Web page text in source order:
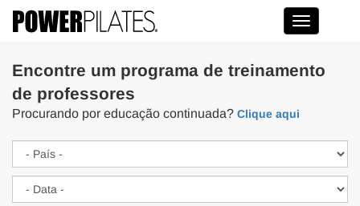
Toggle
Encontre um programa de treinamento
de professores
Procurando por educação continuada? Clique aqui